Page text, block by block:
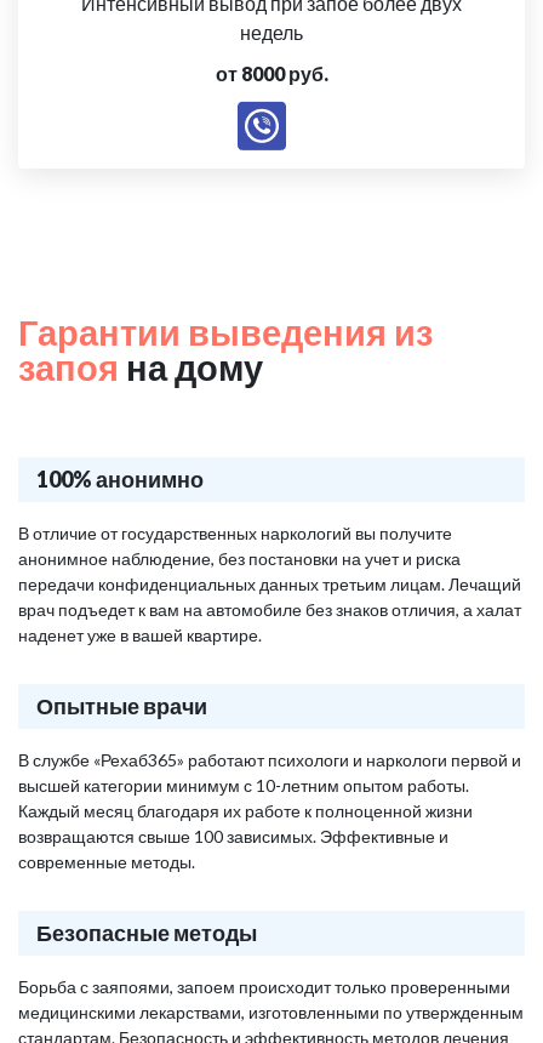
недель
от 8000 руб.
Гарантии выведения из
запоя на дому
100% анонимно
В отличие от государственных наркологий вы получите
анонимное наблюдение, без постановки на учет и риска
передачи конфиденциальных данных третьим лицам. Лечащий
врач подъедет к вам на автомобиле без знаков отличия, а халат
наденет уже в вашей квартире.
Опытные врачи
В службе «Рехаб365» работают психологи и наркологи первой и
высшей категории минимум с 10-летним опытом работы.
Каждый месяц благодаря их работе к полноценной жизни
возвращаются свыше 100 зависимых. Эффективные и
современные методы.
Безопасные методы
Борьба с заяпоями, запоем происходит только проверенными
медицинскими лекарствами, изготовленными по утвержденным
стандартам. Безопасность и эффективность методов лечения